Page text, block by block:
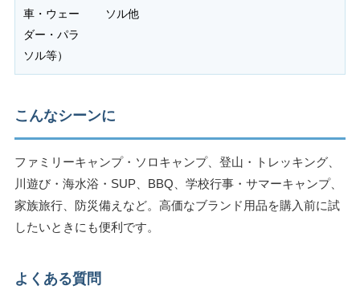
車・ウェー
ダー・パラ
ソル等）
ソル他
こんなシーンに
ファミリーキャンプ・ソロキャンプ、登山・トレッキング、
川遊び・海水浴・SUP、BBQ、学校行事・サマーキャンプ、
家族旅行、防災備えなど。高価なブランド用品を購入前に試
したいときにも便利です。
よくある質問